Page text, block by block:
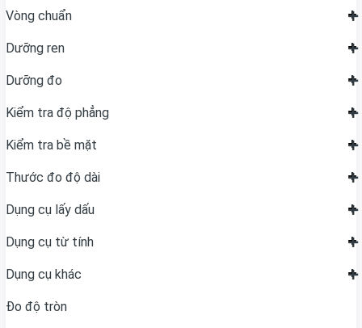
Vòng chuẩn
Dưỡng ren
Dưỡng đo
Kiểm tra độ phẳng
Kiểm tra bề mặt
Thước đo độ dài
Dụng cụ lấy dấu
Dụng cụ từ tính
Dụng cụ khác
Đo độ tròn